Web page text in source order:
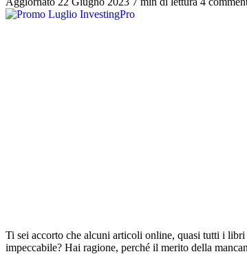
Ti sei accorto che alcuni articoli online, quasi tutti i libri
impeccabile? Hai ragione, perché il merito della